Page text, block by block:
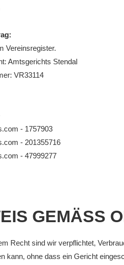
Vereinsregister.
Amtsgerichts Stendal
VR33114
- 1757903
- 201355716
- 47999277
GEMÄSS
Recht sind wir verpflichtet,
kann, ohne dass ein Gericht